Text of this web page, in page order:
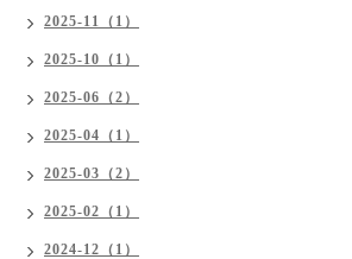
2025-11（1）
2025-10（1）
2025-06（2）
2025-04（1）
2025-03（2）
2025-02（1）
2024-12（1）